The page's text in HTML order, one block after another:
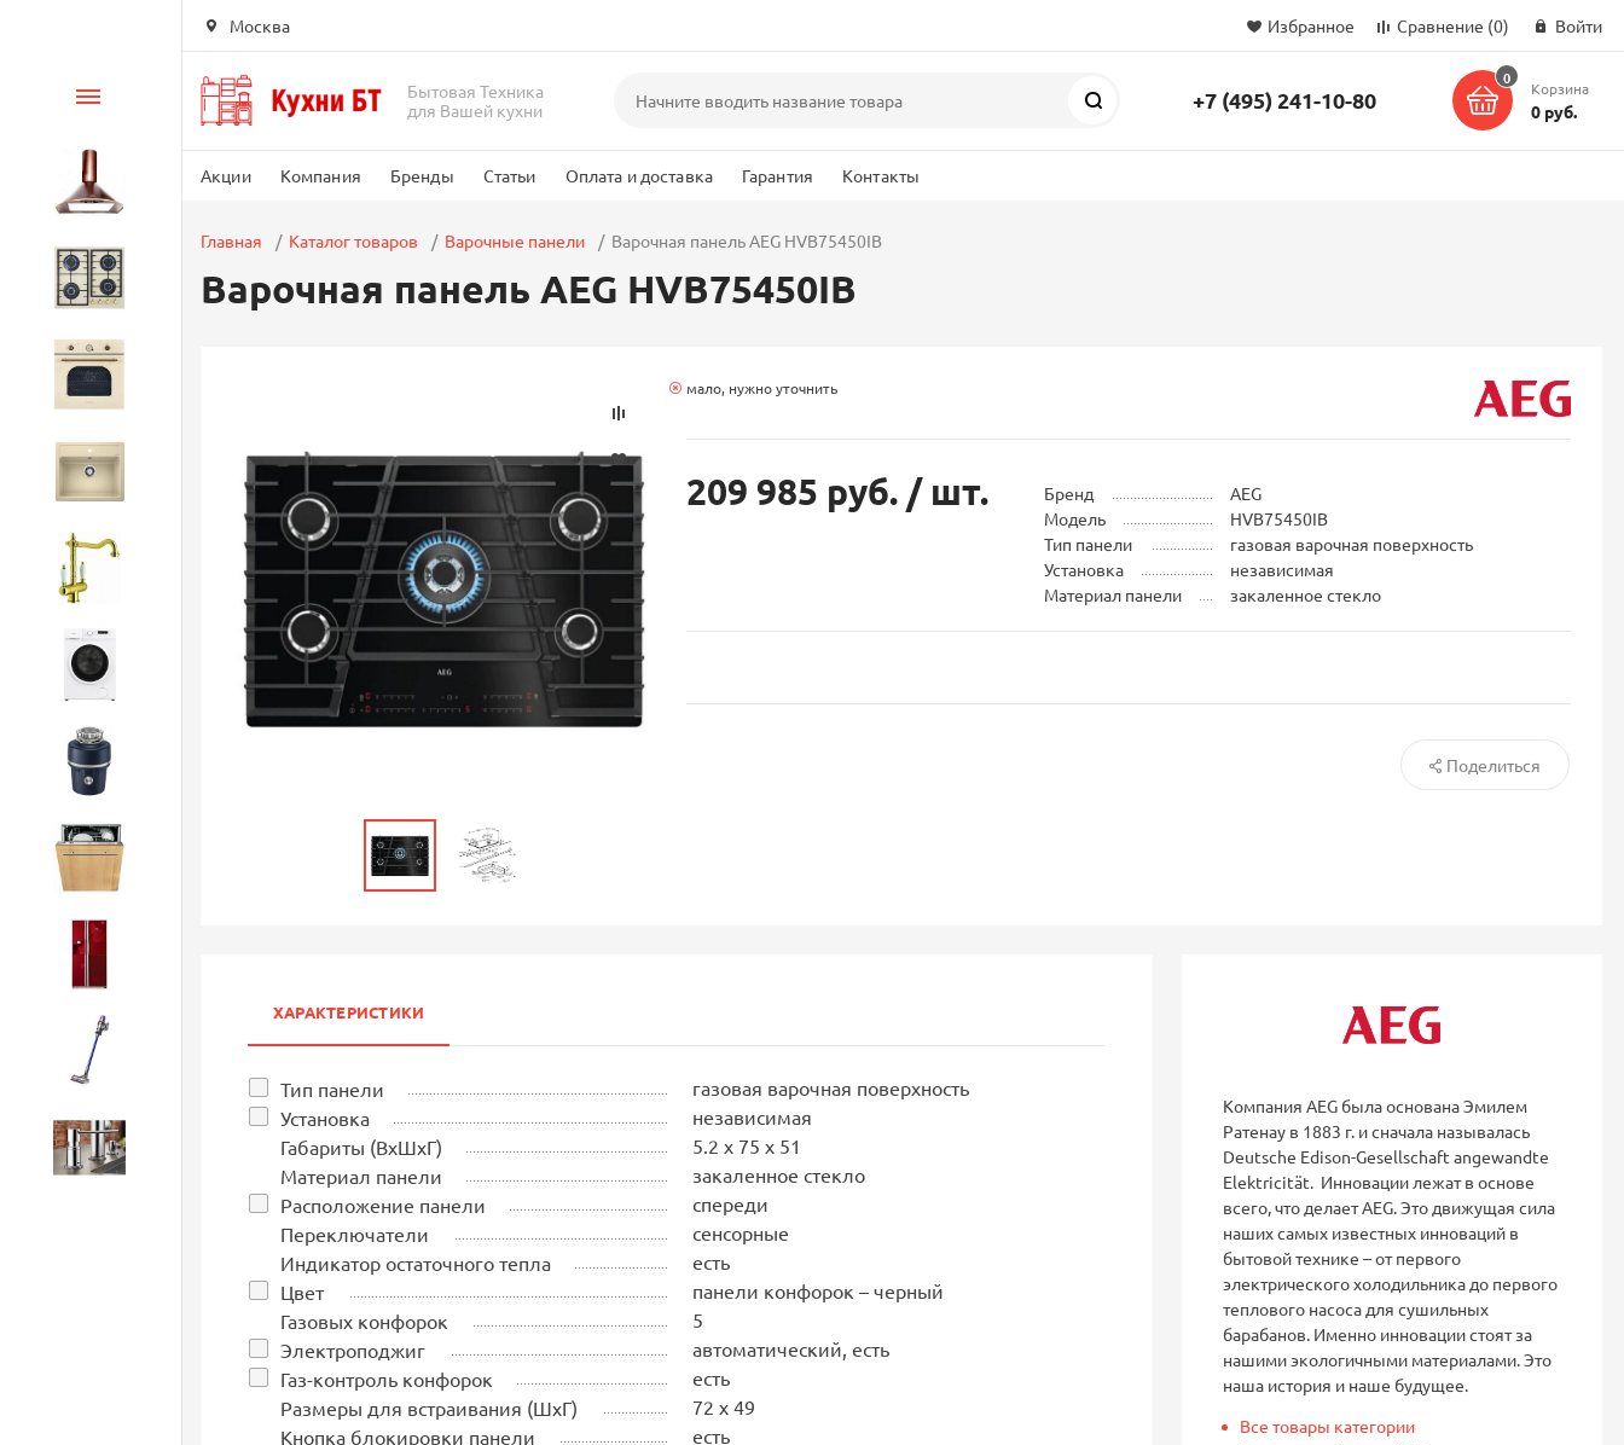
Москва Избранное Сравнение (0) Войти
Бытовая Техника
для Вашей кухни
Поиск +7 (495) 241-10-80
0
Корзина
0 руб.
Акции Компания Бренды Статьи Оплата и доставка Гарантия Контакты
Каталог
Вытяжки
Варочные панели
Кухонные мойки
Смесители
Стиральные машины
Бытовая техника
Главная Каталог товаров Варочные панели Варочная панель AEG HVB75450IB
Варочная панель AEG HVB75450IB
мало, нужно уточнить
209 985 руб. / шт. Бренд
AEG
Модель
HVB75450IB
Тип панели
газовая варочная поверхность
Установка
независимая
Материал панели
закаленное стекло
Поделиться
ХАРАКТЕРИСТИКИ
Тип панели
газовая варочная поверхность
Установка
независимая
Габариты (ВхШхГ)
5.2 x 75 x 51
Материал панели
закаленное стекло
Расположение панели
спереди
Переключатели
сенсорные
Индикатор остаточного тепла
есть
Цвет
панели конфорок – черный
Газовых конфорок
5
Электроподжиг
автоматический, есть
Газ-контроль конфорок
есть
Размеры для встраивания (ШхГ)
72 x 49
Кнопка блокировки панели
есть
Компания AEG была основана Эмилем
Ратенау в 1883 г. и сначала называлась
Deutsche Edison-Gesellschaft angewandte
Elektricität. Инновации лежат в основе
всего, что делает AEG. Это движущая сила
наших самых известных инноваций в
бытовой технике – от первого
электрического холодильника до первого
теплового насоса для сушильных
барабанов. Именно инновации стоят за
нашими экологичными материалами. Это
наша история и наше будущее.
Все товары категории